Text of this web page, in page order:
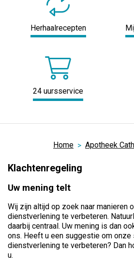
Herhaalrecepten
24 uursservice
Home Apotheek Cath
Klachtenregeling
Uw mening telt
Wij zijn altijd op zoek naar manieren
dienstverlening te verbeteren.
daarbij centraal. Uw mening is dan
ons. Heeft u een suggestie om onze
dienstverlening te verbeteren? Dan
u.